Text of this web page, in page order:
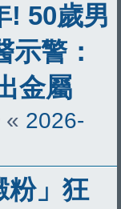
! 50歲男
警：
金屬
« 2026-
粉」狂